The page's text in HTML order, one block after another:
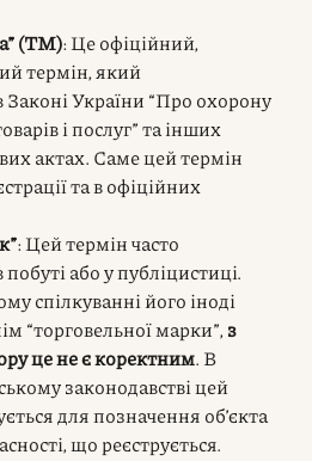
(ТМ): Це офіційний,
термін, який
Законі України “Про охорону
і послуг” та інших
актах. Саме цей термін
та в офіційних
: Цей термін часто
або у публіцистиці.
спілкуванні його іноді
“торговельної марки”, з
це не є коректним. В
законодавстві цей
для позначення об’єкта
що реєструється.